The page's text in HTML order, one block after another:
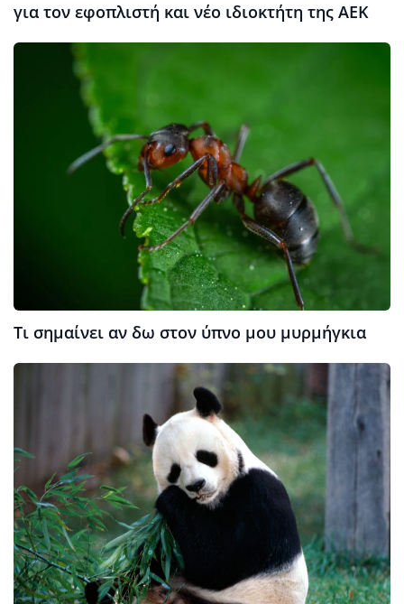
για τον εφοπλιστή και νέο ιδιοκτήτη της ΑΕΚ
Τι σημαίνει αν δω στον ύπνο μου μυρμήγκια